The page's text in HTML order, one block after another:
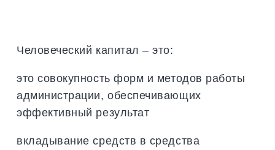
Человеческий капитал – это:
это совокупность форм и методов работы
администрации, обеспечивающих
эффективный результат
вкладывание средств в средства